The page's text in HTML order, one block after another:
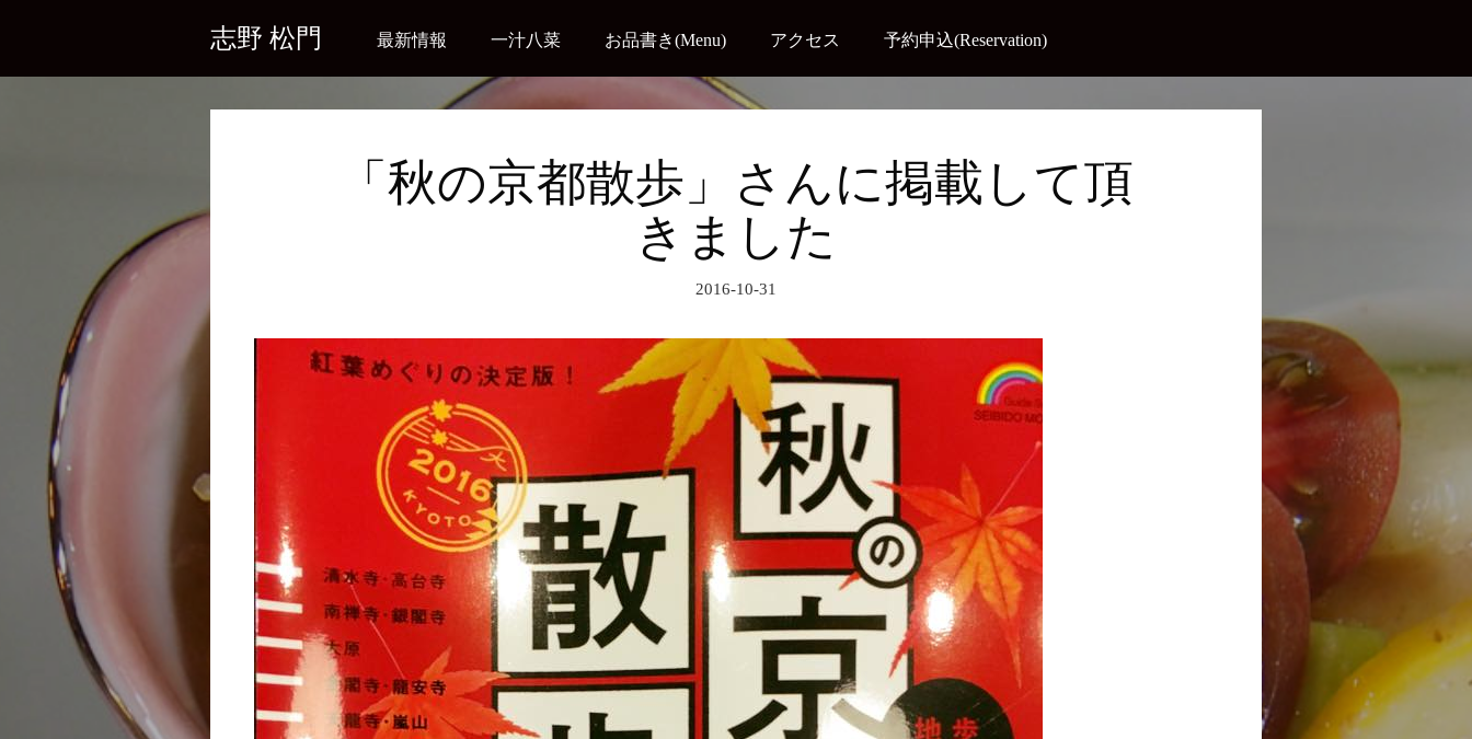
to
content
志野 松門 最新情報 一汁八菜 お品書き(Menu) アクセス 予約申込(Reservation)
「秋の京都散歩」さんに掲載して頂
きました
2016-10-31